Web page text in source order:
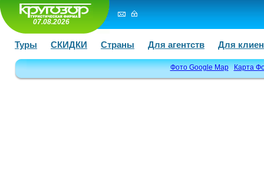
07.08.2026
Туры СКИДКИ Страны Для агентств Для
Фото Google Map Карта